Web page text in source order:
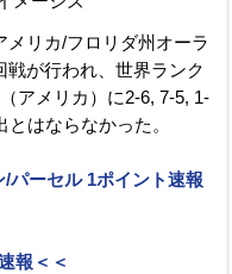
リカ/フロリダ州オーラ
戦が行われ、世界ランク
アメリカ）に2-6, 7-5, 1-
はならなかった。
パーセル 1ポイント速報
報＜＜